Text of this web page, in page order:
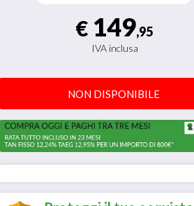
€ 149,95
IVA inclusa
NON DISPONIBILE